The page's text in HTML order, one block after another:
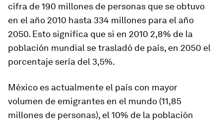
cifra de 190 millones de personas que se obtuvo
en el año 2010 hasta 334 millones para el año
2050. Esto significa que si en 2010 2,8% de la
población mundial se trasladó de país, en 2050 el
porcentaje sería del 3,5%.
México es actualmente el país con mayor
volumen de emigrantes en el mundo (11,85
millones de personas), el 10% de la población